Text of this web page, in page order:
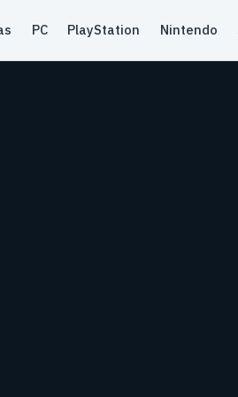
PC PlayStation Nintendo